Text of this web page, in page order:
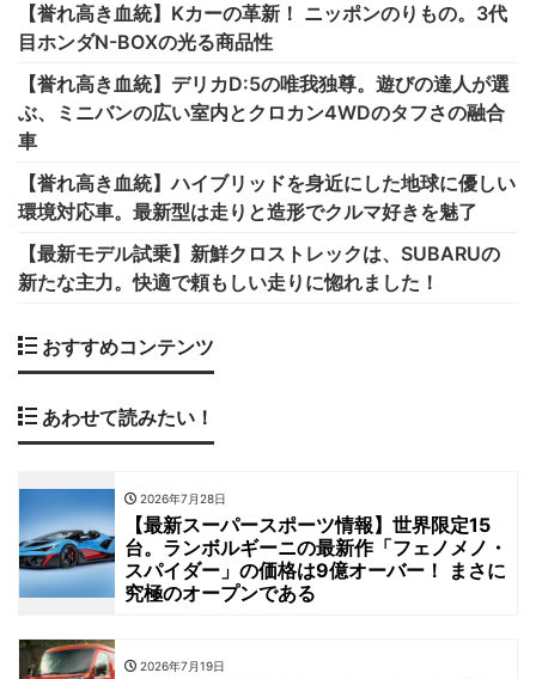
【誉れ高き血統】Kカーの革新！ ニッポンのりもの。3代
目ホンダN-BOXの光る商品性
【誉れ高き血統】デリカD:5の唯我独尊。遊びの達人が選
ぶ、ミニバンの広い室内とクロカン4WDのタフさの融合
車
【誉れ高き血統】ハイブリッドを身近にした地球に優しい
環境対応車。最新型は走りと造形でクルマ好きを魅了
【最新モデル試乗】新鮮クロストレックは、SUBARUの
新たな主力。快適で頼もしい走りに惚れました！
おすすめコンテンツ
あわせて読みたい！
2026年7月28日
【最新スーパースポーツ情報】世界限定15
台。ランボルギーニの最新作「フェノメノ・
スパイダー」の価格は9億オーバー！ まさに
究極のオープンである
2026年7月19日